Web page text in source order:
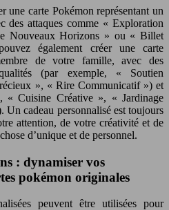
une carte Pokémon représentant un
des attaques comme « Exploration
Nouveaux Horizons » ou « Billet
également créer une carte
de votre famille, avec des
(par exemple, « Soutien
», « Rire Communicatif ») et
« Cuisine Créative », « Jardinage
Un cadeau personnalisé est toujours
attention, de votre créativité et de
d’unique et de personnel.
: dynamiser vos
pokémon originales
peuvent être utilisées pour